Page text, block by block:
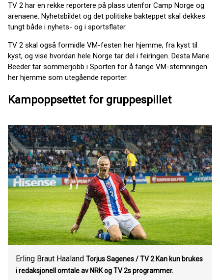
TV 2 har en rekke reportere på plass utenfor Camp Norge og
arenaene. Nyhetsbildet og det politiske bakteppet skal dekkes
tungt både i nyhets- og i sportsflater.
TV 2 skal også formidle VM-festen her hjemme, fra kyst til
kyst, og vise hvordan hele Norge tar del i feiringen. Desta Marie
Beeder tar sommerjobb i Sporten for å fange VM-stemningen
her hjemme som utegående reporter.
Kampoppsettet for gruppespillet
Erling Braut Haaland Torjus Sagenes / TV 2 Kan kun brukes
i redaksjonell omtale av NRK og TV 2s programmer.